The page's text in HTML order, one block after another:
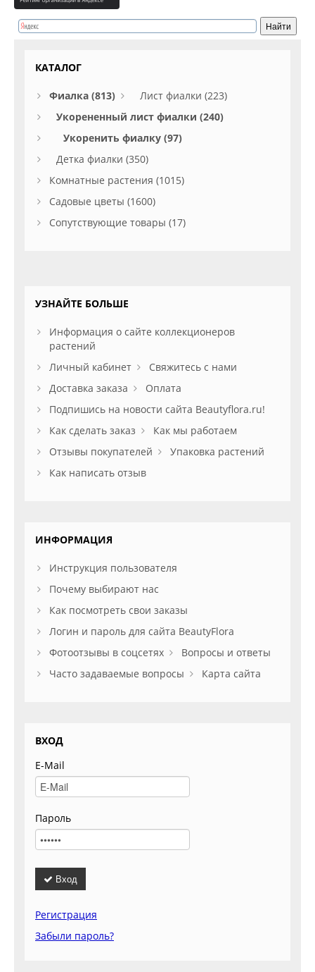
КАТАЛОГ
Фиалка (813)
Лист фиалки (223)
Укорененный лист фиалки (240)
Укоренить фиалку (97)
Детка фиалки (350)
Комнатные растения (1015)
Садовые цветы (1600)
Сопутствующие товары (17)
УЗНАЙТЕ БОЛЬШЕ
Информация о сайте коллекционеров
растений
Личный кабинет
Свяжитесь с нами
Доставка заказа
Оплата
Подпишись на новости сайта Beautyflora.ru!
Как сделать заказ
Как мы работаем
Отзывы покупателей
Упаковка растений
Как написать отзыв
ИНФОРМАЦИЯ
Инструкция пользователя
Почему выбирают нас
Как посмотреть свои заказы
Логин и пароль для сайта BeautyFlora
Фотоотзывы в соцсетях
Вопросы и ответы
Часто задаваемые вопросы
Карта сайта
ВХОД
E-Mail
Пароль
Вход
Регистрация
Забыли пароль?